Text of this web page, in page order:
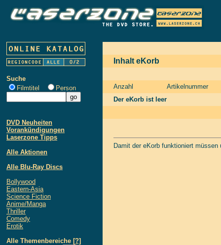
Suche
Filmtitel
Person
DVD Neuheiten
Vorankündigungen
Laserzone Tipps
Alle Aktionen
Alle Blu-Ray Discs
Bollywood
Eastern-Asia
Science Fiction
Anime/Manga
Thriller
Comedy
Erotik
Alle Themenbereiche [?]
Inhalt eKorb
Anzahl
Artikelnummer
Der eKorb ist leer
Damit der eKorb funktioniert